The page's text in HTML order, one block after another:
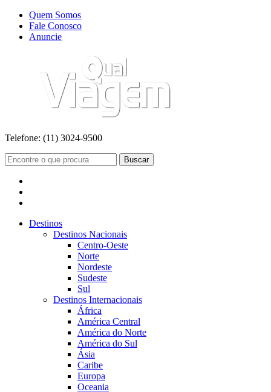
Quem Somos
Fale Conosco
Anuncie
Telefone: (11) 3024-9500
Buscar
Destinos
Destinos Nacionais
Centro-Oeste
Norte
Nordeste
Sudeste
Sul
Destinos Internacionais
África
América Central
América do Norte
América do Sul
Ásia
Caribe
Europa
Oceania